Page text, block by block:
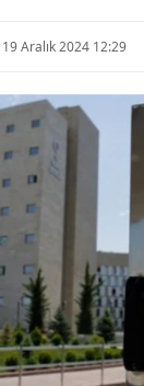
19 Aralık 2024 12:29